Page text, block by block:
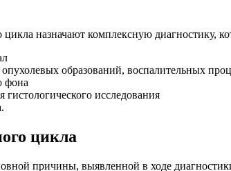
назначают комплексную диагностику,
образований, воспалительных
фона
исследования
цикла
причины, выявленной в ходе